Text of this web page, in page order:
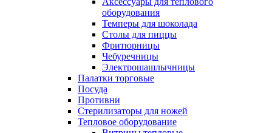
оборудования
Темперы для шоколада
Столы для пиццы
Фритюрницы
Чебуречницы
Электрошашлычницы
Палатки торговые
Посуда
Противни
Стерилизаторы для ножей
Тепловое оборудование